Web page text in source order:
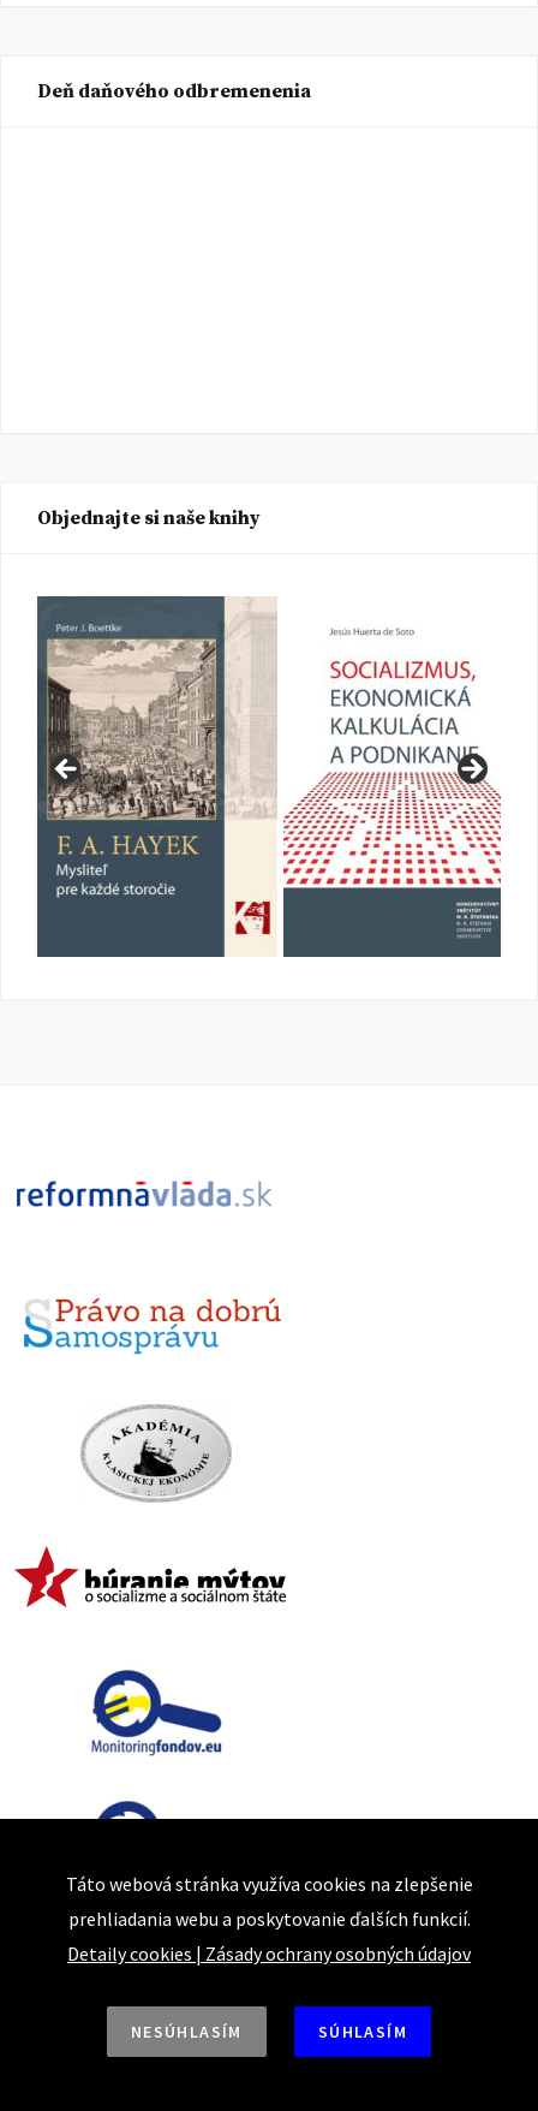
Deň daňového odbremenenia
Objednajte si naše knihy
Táto webová stránka využíva cookies na zlepšenie
prehliadania webu a poskytovanie ďalších funkcií.
Detaily cookies | Zásady ochrany osobných údajov
NESÚHLASÍM SÚHLASÍM